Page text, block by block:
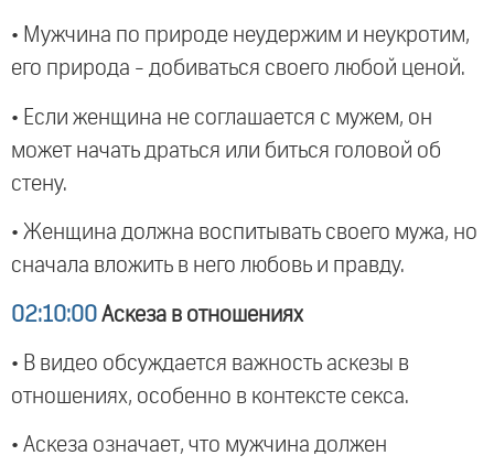
• Мужчина по природе неудержим и неукротим,
его природа - добиваться своего любой ценой.
• Если женщина не соглашается с мужем, он
может начать драться или биться головой об
стену.
• Женщина должна воспитывать своего мужа, но
сначала вложить в него любовь и правду.
02:10:00 Аскеза в отношениях
• В видео обсуждается важность аскезы в
отношениях, особенно в контексте секса.
• Аскеза означает, что мужчина должен